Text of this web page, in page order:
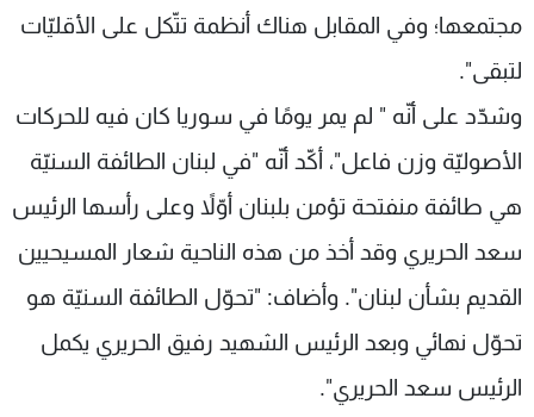
مجتمعها؛ وفي المقابل هناك أنظمة تتّكل على الأقليّات
لتبقى".
وشدّد على أنّه " لم يمر يومًا في سوريا كان فيه للحركات
الأصوليّة وزن فاعل"، أكّد أنّه "في لبنان الطائفة السنيّة
هي طائفة منفتحة تؤمن بلبنان أوّلاً وعلى رأسها الرئيس
سعد الحريري وقد أخذ من هذه الناحية شعار المسيحيين
القديم بشأن لبنان". وأضاف: "تحوّل الطائفة السنيّة هو
تحوّل نهائي وبعد الرئيس الشهيد رفيق الحريري يكمل
الرئيس سعد الحريري".